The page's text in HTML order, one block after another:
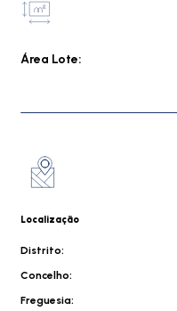
Área Lote:
Localização
Distrito:
Concelho:
Freguesia: